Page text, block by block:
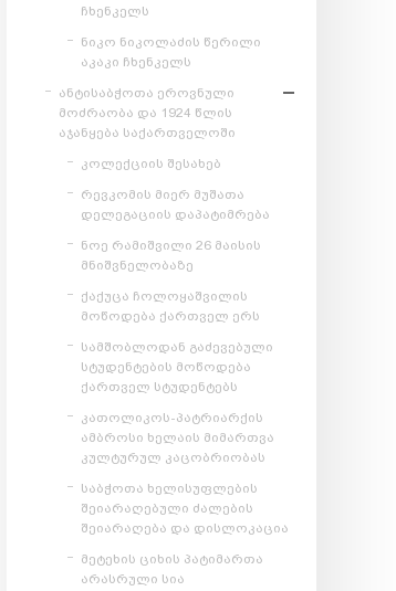
ჩხენკელს
ნიკო ნიკოლაძის წერილი
აკაკი ჩხენკელს
ანტისაბჭოთა ეროვნული
მოძრაობა და 1924 წლის
აჯანყება საქართველოში
კოლექციის შესახებ
რევკომის მიერ მუშათა
დელეგაციის დაპატიმრება
ნოე რამიშვილი 26 მაისის
მნიშვნელობაზე
ქაქუცა ჩოლოყაშვილის
მოწოდება ქართველ ერს
სამშობლოდან გაძევებული
სტუდენტების მოწოდება
ქართველ სტუდენტებს
კათოლიკოს-პატრიარქის
ამბროსი ხელაის მიმართვა
კულტურულ კაცობრიობას
საბჭოთა ხელისუფლების
შეიარაღებული ძალების
შეიარაღება და დისლოკაცია
მეტეხის ციხის პატიმართა
არასრული სია